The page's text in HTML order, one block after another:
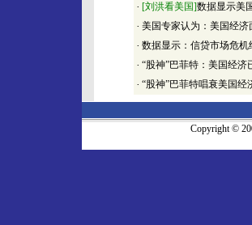
· [刘洪看美国]数据显示美
· 美国专家认为：美国经济
· 数据显示：信贷市场危
· “股神”巴菲特：美国经济
· “股神”巴菲特唱衰美国经
Copyright ©